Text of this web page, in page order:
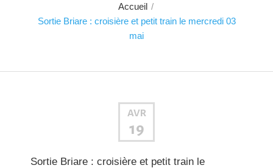
Accueil /
Sortie Briare : croisière et petit train le mercredi 03
mai
AVR
19
Sortie Briare : croisière et petit train le